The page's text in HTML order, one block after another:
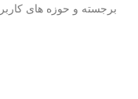
برجسته و حوزه های